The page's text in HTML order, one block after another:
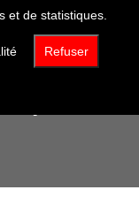
et de statistiques.
Refuser